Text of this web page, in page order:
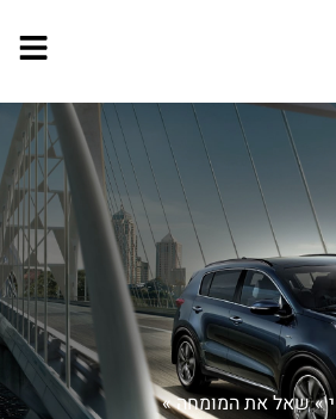
»שאל את המומחה»